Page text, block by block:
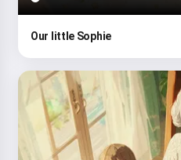
Our little Sophie